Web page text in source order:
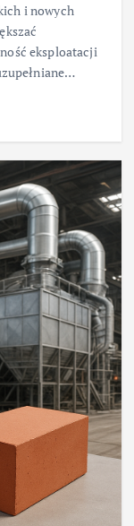
i nowych
eksploatacji